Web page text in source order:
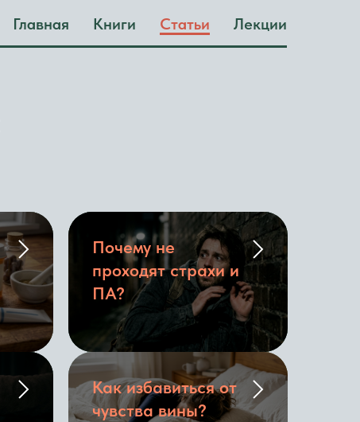
Главная Книги Статьи Лекции
Почему не
проходят страхи и
ПА?
Как избавиться от
чувства вины?